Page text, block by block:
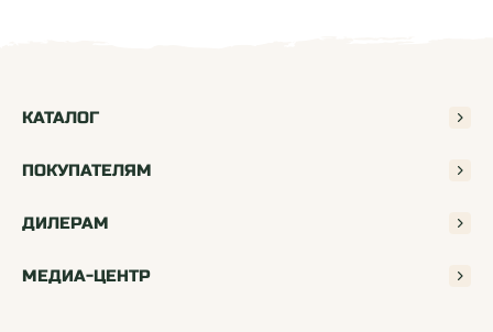
Точная механика
КАТАЛОГ
ПОКУПАТЕЛЯМ
ДИЛЕРАМ
МЕДИА-ЦЕНТР